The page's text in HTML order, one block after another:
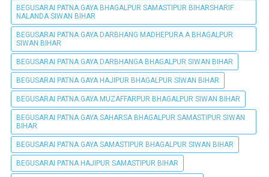
BEGUSARAI PATNA GAYA BHAGALPUR SAMASTIPUR BIHARSHARIF
NALANDA SIWAN BIHAR
BEGUSARAI PATNA GAYA DARBHANG MADHEPURA A BHAGALPUR
SIWAN BIHAR
BEGUSARAI PATNA GAYA DARBHANGA BHAGALPUR SIWAN BIHAR
BEGUSARAI PATNA GAYA HAJIPUR BHAGALPUR SIWAN BIHAR
BEGUSARAI PATNA GAYA MUZAFFARPUR BHAGALPUR SIWAN BIHAR
BEGUSARAI PATNA GAYA SAHARSA BHAGALPUR SAMASTIPUR SIWAN
BIHAR
BEGUSARAI PATNA GAYA SAMASTIPUR BHAGALPUR SIWAN BIHAR
BEGUSARAI PATNA HAJIPUR SAMASTIPUR BIHAR